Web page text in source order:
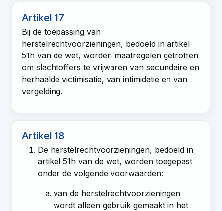
Artikel 17
Bij de toepassing van
herstelrechtvoorzieningen, bedoeld inartikel
51h van de wet, worden maatregelen getroffen
om slachtoffers te vrijwaren van secundaire en
herhaalde victimisatie, van intimidatie en van
vergelding.
Artikel 18
De herstelrechtvoorzieningen, bedoeld in
artikel 51h van de wet, worden toegepast
onder de volgende voorwaarden:
van de herstelrechtvoorzieningen
wordt alleen gebruik gemaakt in het